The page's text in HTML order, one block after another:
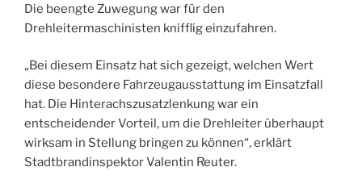
Die beengte Zuwegung war für den
Drehleitermaschinisten knifflig einzufahren.
„Bei diesem Einsatz hat sich gezeigt, welchen Wert
diese besondere Fahrzeugausstattung im Einsatzfall
hat. Die Hinterachszusatzlenkung war ein
entscheidender Vorteil, um die Drehleiter überhaupt
wirksam in Stellung bringen zu können“, erklärt
Stadtbrandinspektor Valentin Reuter.